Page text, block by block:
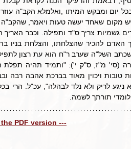
תורתך לשמה.
PDF version ---